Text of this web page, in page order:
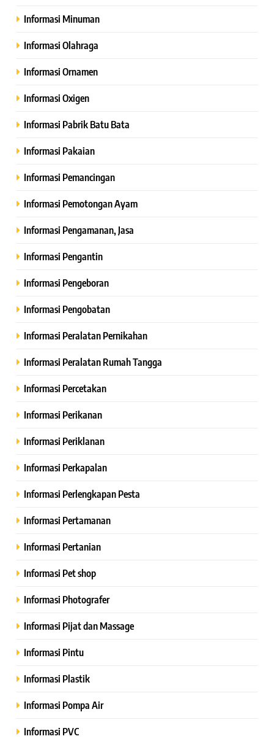
Informasi Minuman
Informasi Olahraga
Informasi Ornamen
Informasi Oxigen
Informasi Pabrik Batu Bata
Informasi Pakaian
Informasi Pemancingan
Informasi Pemotongan Ayam
Informasi Pengamanan, Jasa
Informasi Pengantin
Informasi Pengeboran
Informasi Pengobatan
Informasi Peralatan Pernikahan
Informasi Peralatan Rumah Tangga
Informasi Percetakan
Informasi Perikanan
Informasi Periklanan
Informasi Perkapalan
Informasi Perlengkapan Pesta
Informasi Pertamanan
Informasi Pertanian
Informasi Pet shop
Informasi Photografer
Informasi Pijat dan Massage
Informasi Pintu
Informasi Plastik
Informasi Pompa Air
Informasi PVC